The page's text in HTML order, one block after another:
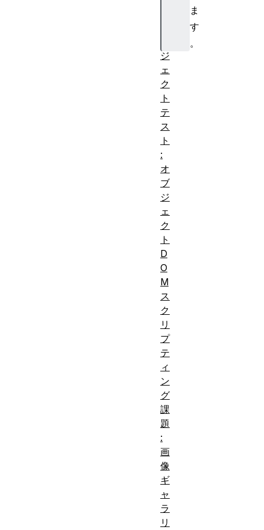
ま
す
。
ジ
ェ
ク
ト
テ
ス
ト
:
オ
ブ
ジ
ェ
ク
ト
D
O
M
ス
ク
リ
プ
テ
ィ
ン
グ
課
題
:
画
像
ギ
ャ
ラ
リ